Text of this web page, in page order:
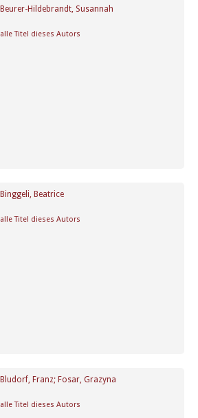
Beurer-Hildebrandt, Susannah
alle Titel dieses Autors
Binggeli, Beatrice
alle Titel dieses Autors
Bludorf, Franz; Fosar, Grazyna
alle Titel dieses Autors